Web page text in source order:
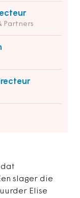
Partners
dat
slager die
Elise